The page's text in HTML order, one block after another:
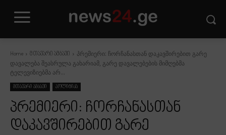
Home მთავარი ამბავი
პრემიერი: ჩორჩანასთან დაკავშირებით გარე
დავალება შეასრულა გახარიამ, გარე დავალებების მიმღებმა
ტელევიზიებმა არ...
მთავარი ამბავი პოლიტიკა
პრემიერი: ჩორჩანასთან
დაკავშირებით გარე